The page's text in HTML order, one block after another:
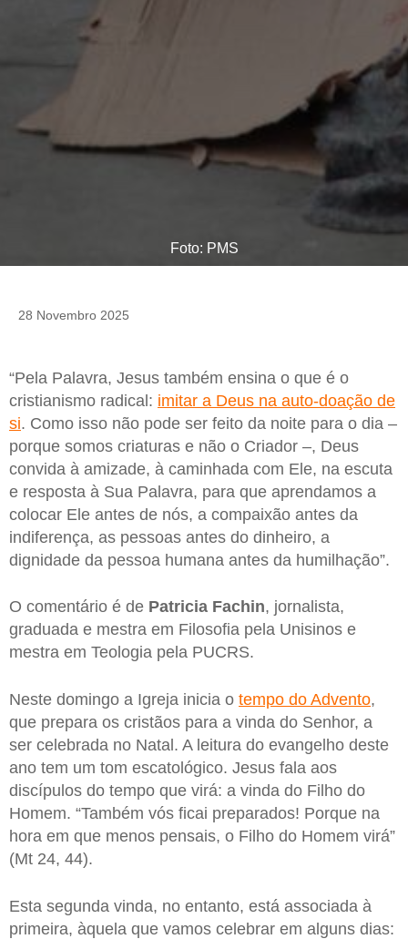
Foto: PMS
28 Novembro 2025
“Pela Palavra, Jesus também ensina o que é o
cristianismo radical: imitar a Deus na auto-doação de
si. Como isso não pode ser feito da noite para o dia –
porque somos criaturas e não o Criador –, Deus
convida à amizade, à caminhada com Ele, na escuta
e resposta à Sua Palavra, para que aprendamos a
colocar Ele antes de nós, a compaixão antes da
indiferença, as pessoas antes do dinheiro, a
dignidade da pessoa humana antes da humilhação”.
O comentário é de Patricia Fachin, jornalista,
graduada e mestra em Filosofia pela Unisinos e
mestra em Teologia pela PUCRS.
Neste domingo a Igreja inicia o tempo do Advento,
que prepara os cristãos para a vinda do Senhor, a
ser celebrada no Natal. A leitura do evangelho deste
ano tem um tom escatológico. Jesus fala aos
discípulos do tempo que virá: a vinda do Filho do
Homem. “Também vós ficai preparados! Porque na
hora em que menos pensais, o Filho do Homem virá”
(Mt 24, 44).
Esta segunda vinda, no entanto, está associada à
primeira, àquela que vamos celebrar em alguns dias: